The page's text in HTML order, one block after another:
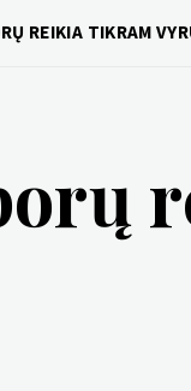
REIKIA TIKRAM